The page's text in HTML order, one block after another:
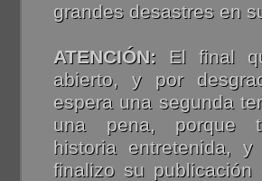
grandes desastres en
ATENCIÓN: El final
abierto, y por
espera una segunda
una pena, porque
historia entretenida,
finalizo su publicación